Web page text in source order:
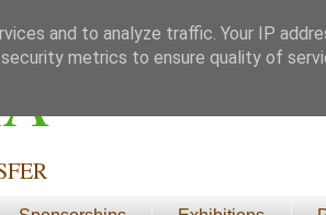
and to analyze traffic. Your IP
metrics to ensure quality of